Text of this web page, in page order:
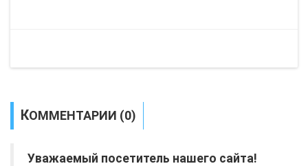
КОММЕНТАРИИ (0)
Уважаемый посетитель нашего сайта!